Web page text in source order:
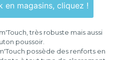
Pour vérifier le stock en magasins, cliquez !
très robuste mais aussi
poussoir.
possède des renforts en